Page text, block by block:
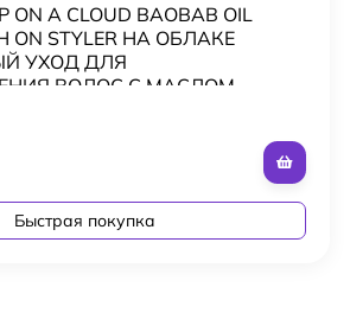
A CLOUD BAOBAB OIL
ON STYLER НА ОБЛАКЕ
УХОД ДЛЯ
ВОЛОС С МАСЛОМ
Быстрая покупка